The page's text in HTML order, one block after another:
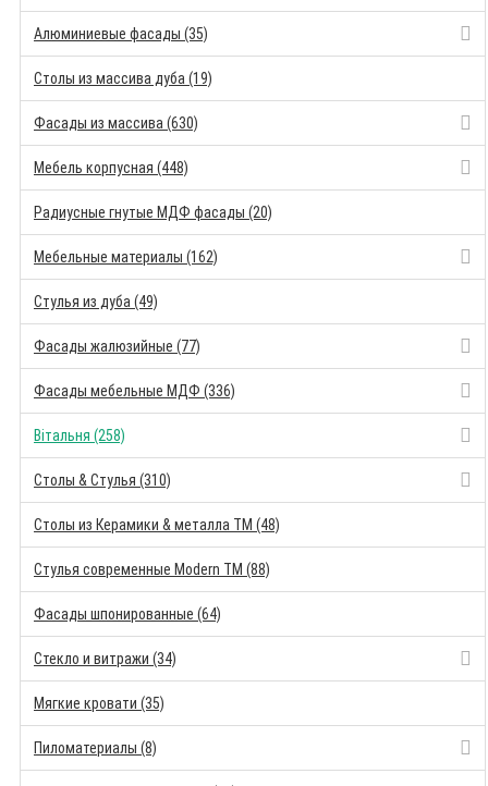
Алюминиевые фасады (35)
Столы из массива дуба (19)
Фасады из массива (630)
Мебель корпусная (448)
Радиусные гнутые МДФ фасады (20)
Мебельные материалы (162)
Стулья из дуба (49)
Фасады жалюзийные (77)
Фасады мебельные МДФ (336)
Вітальня (258)
Столы & Стулья (310)
Столы из Керамики & металла TM (48)
Стулья современные Modern TM (88)
Фасады шпонированные (64)
Стекло и витражи (34)
Мягкие кровати (35)
Пиломатериалы (8)